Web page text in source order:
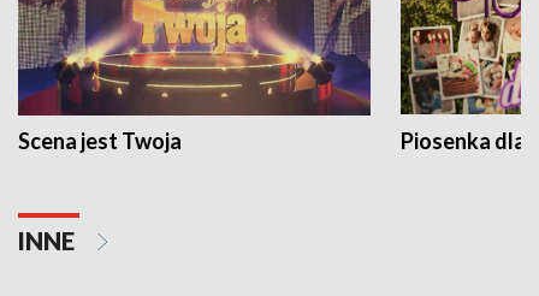
Scena jest Twoja Piosenka dla
INNE